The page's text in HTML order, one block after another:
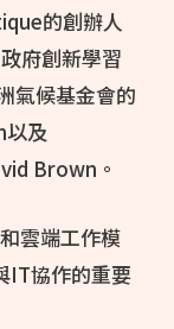
的創辦人
府創新學習
氣候基金會的
及
Brown。
雲端工作模
IT協作的重要